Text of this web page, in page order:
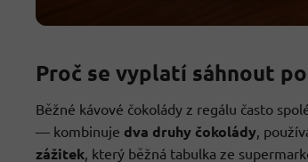
Proč se vyplatí sáhnout
Běžné kávové čokolády z regálu často
— kombinuje dva druhy čokolády,
zážitek, který běžná tabulka ze